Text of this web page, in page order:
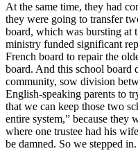
At the same time, they had
they were going to transfer
board, which was bursting at
ministry funded significant
French board to repair the
board. And this school board
community, sow division
English-speaking parents to
that we can keep those two
entire system,” because they
where one trustee had his
be damned. So we stepped in.